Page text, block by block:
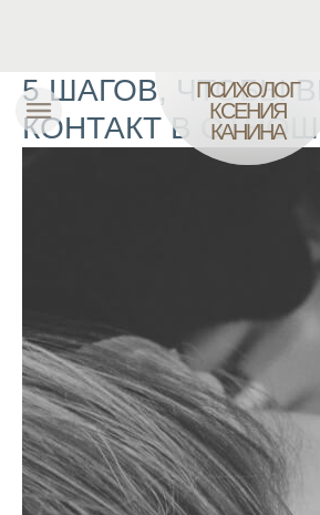
КСЕНИЯ
КАНИНА
5 ШАГОВ, ЧТОБЫ
КОНТАКТ В